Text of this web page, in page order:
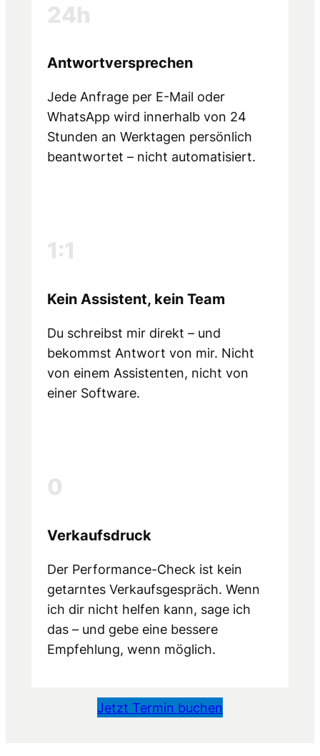
24h
Antwort­versprechen
Jede Anfrage per E-Mail oder
WhatsApp wird innerhalb von 24
Stunden an Werktagen persönlich
beantwortet – nicht automatisiert.
1:1
Kein Assistent, kein Team
Du schreibst mir direkt – und
bekommst Antwort von mir. Nicht
von einem Assistenten, nicht von
einer Software.
0
Verkaufsdruck
Der Performance-Check ist kein
getarntes Verkaufsgespräch. Wenn
ich dir nicht helfen kann, sage ich
das – und gebe eine bessere
Empfehlung, wenn möglich.
Jetzt Termin buchen